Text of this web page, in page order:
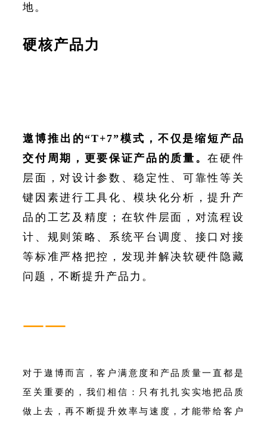
地。
硬核产品力
遨博推出的“T+7”模式，不仅是缩短产品
交付周期，更要保证产品的质量。在硬件
层面，对设计参数、稳定性、可靠性等关
键因素进行工具化、模块化分析，提升产
品的工艺及精度；在软件层面，对流程设
计、规则策略、系统平台调度、接口对接
等标准严格把控，发现并解决软硬件隐藏
问题，不断提升产品力。
——
对于遨博而言，客户满意度和产品质量一直都是
至关重要的，我们相信：只有扎扎实实地把品质
做上去，再不断提升效率与速度，才能带给客户